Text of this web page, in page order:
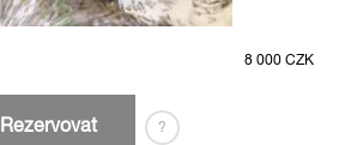
8 000 CZK
Rezervovat ?